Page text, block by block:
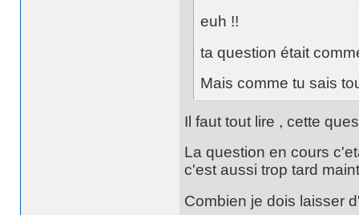
euh !!
ta question était
Mais comme tu sais
Il faut tout lire , cette
La question en cours
c'est aussi trop tard
Combien je dois laisser